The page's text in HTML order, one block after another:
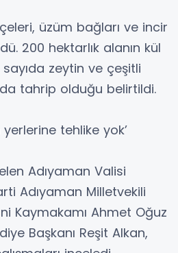
üzüm bağları ve incir
200 hektarlık alanın kül
zeytin ve çeşitli
tahrip olduğu belirtildi.
tehlike yok’
Adıyaman Valisi
Adıyaman Milletvekili
Kaymakamı Ahmet Oğuz
Başkanı Reşit Alkan,